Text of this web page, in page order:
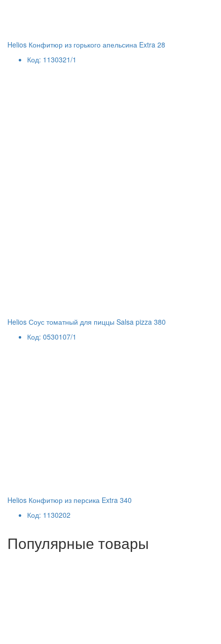
Helios Конфитюр из горького апельсина Extra 28
Код: 1130321/1
Helios Соус томатный для пиццы Salsa pizza 380
Код: 0530107/1
Helios Конфитюр из персика Extra 340
Код: 1130202
Популярные товары